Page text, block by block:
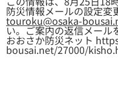
防災情報メールの設定変
touroku@osaka-
い。ご案内の返信メール
おおさか防災ネット
bousai.net/27000/